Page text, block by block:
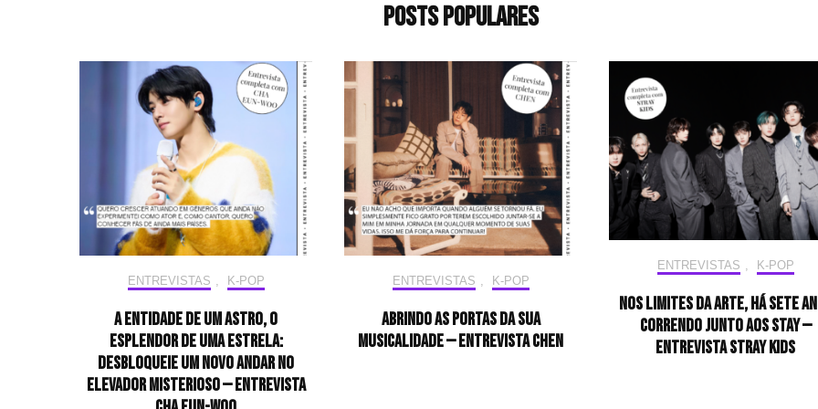
Posts populares
ENTREVISTAS K-POP
A entidade de um astro, o
esplendor de uma estrela:
desbloqueie um novo andar no
elevador misterioso — Entrevista
ENTREVISTAS K-POP
Abrindo as portas da sua
musicalidade — Entrevista CHEN
ENTREVISTAS K-POP
Nos limites da arte, há sete
correndo junto aos STAY —
Entrevista Stray Kids